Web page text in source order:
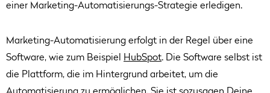
einer Marketing-Automatisierungs-Strategie erledigen.
Marketing-Automatisierung erfolgt in der Regel über eine
Software, wie zum Beispiel
HubSpot. Die Software selbst ist
die Plattform, die im Hintergrund arbeitet, um die